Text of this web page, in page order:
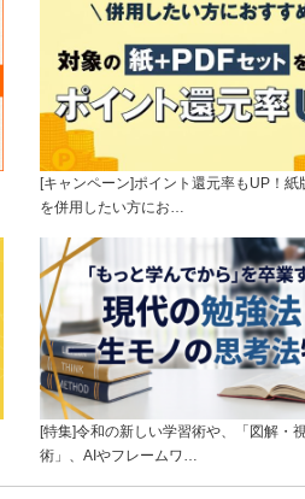
[キャンペーン]ポイント還元率もUP！紙
を併用したい方にお…
[特集]令和の新しい学習術や、「図解・
術」、AIやフレームワ…